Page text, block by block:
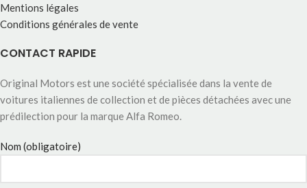
Mentions légales
Conditions générales de vente
CONTACT RAPIDE
Original Motors est une société spécialisée dans la vente de
voitures italiennes de collection et de pièces détachées avec une
prédilection pour la marque Alfa Romeo.
Nom (obligatoire)